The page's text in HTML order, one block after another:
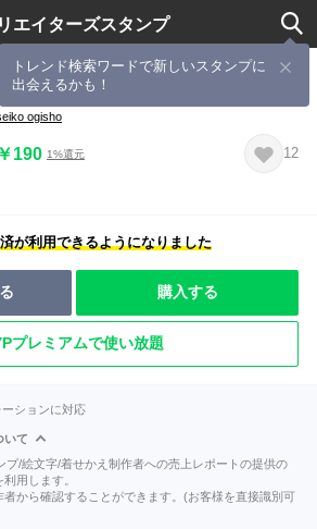
エイターズスタンプ
トレンド検索ワードで新しいスタンプに
出会えるかも！
女たちからの励ましスタンプ
ogisho
￥190 1%還元 12
が利用できるようになりました
購入する
プレミアムで使い放題
ションに対応
いて
プ/絵文字/着せかえ制作者への売上レポートの提供の
用します。
から確認することができます。(お客様を直接識別可